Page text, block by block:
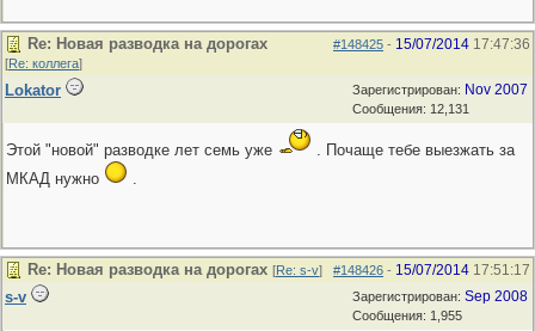
#148425 - 15/07/2014 17:47:36
Re: Новая разводка на дорогах
[Re: коллега]
Зарегистрирован: Nov 2007
Сообщения: 12,131
Lokator
Этой "новой" разводке лет семь уже
. Почаще тебе выезжать за
МКАД нужно
.
#148426 - 15/07/2014 17:51:17
Re: Новая разводка на дорогах [Re: s-v]
Зарегистрирован: Sep 2008
Сообщения: 1,955
s-v